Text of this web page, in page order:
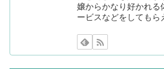
嬢からかなり好かれる
ービスなどをしてもら